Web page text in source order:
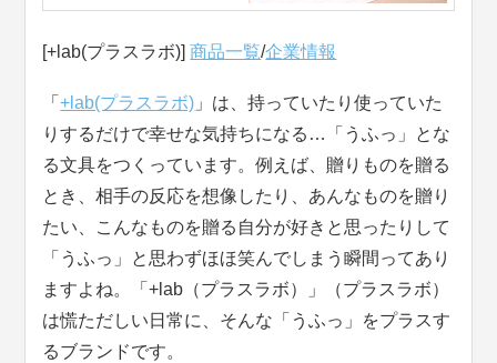
[+lab(プラスラボ)]商品一覧/企業情報
「+lab(プラスラボ) 」は、持っていたり使っていた
りするだけで幸せな気持ちになる…「うふっ」とな
る文具をつくっています。例えば、贈りものを贈る
とき、相手の反応を想像したり、あんなものを贈り
たい、こんなものを贈る自分が好きと思ったりして
「うふっ」と思わずほほ笑んでしまう瞬間ってあり
ますよね。「+lab（プラスラボ）」（プラスラボ）
は慌ただしい日常に、そんな「うふっ」をプラスす
るブランドです。